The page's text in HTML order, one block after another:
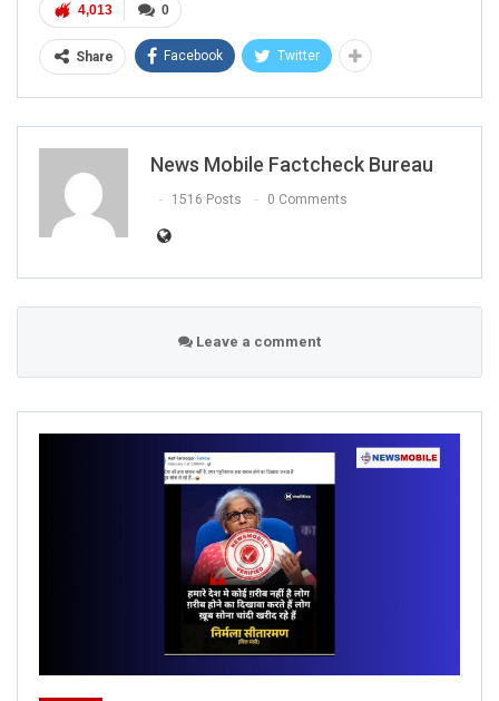
0
4,013
Share Facebook Twitter
News Mobile Factcheck Bureau
1516 Posts 0 Comments
Leave a comment